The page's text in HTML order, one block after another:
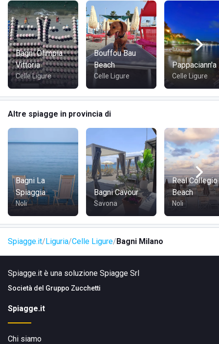
Bagni Olimpia
Vittoria
Celle Ligure
Bouffou Bau
Beach
Celle Ligure
Pappaciann'a
Celle Ligure
Altre spiagge in provincia di
Bagni La
Spiaggia
Noli
Bagni Cavour
Savona
Real Collegio
Beach
Noli
Spiagge.it Liguria Celle Ligure Bagni Milano
Spiagge.it è una soluzione Spiagge Srl
Società del Gruppo Zucchetti
Spiagge.it
Chi siamo